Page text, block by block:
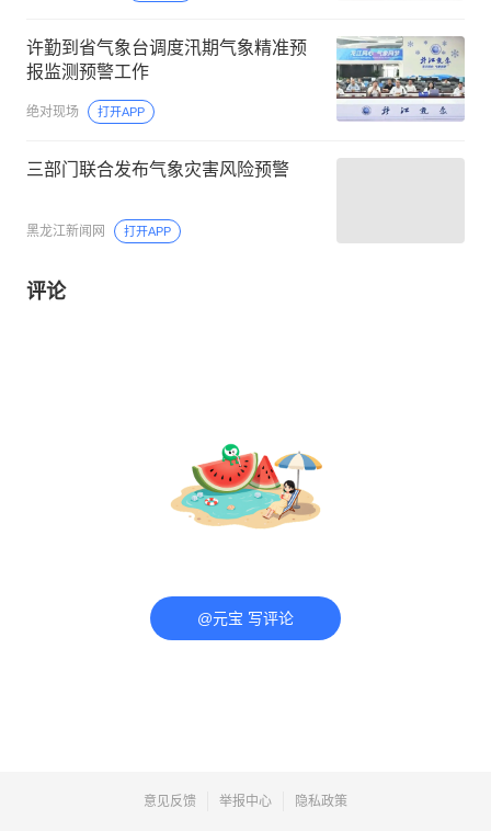
许勤到省气象台调度汛期气象精准预
报监测预警工作
绝对现场 打开APP
三部门联合发布气象灾害风险预警
黑龙江新闻网 打开APP
评论
@元宝 写评论
意见反馈 举报中心 隐私政策